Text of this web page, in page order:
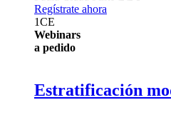
Regístrate ahora
1CE
Webinars
a pedido
Estratificación